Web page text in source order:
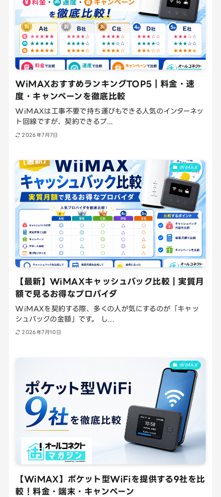
WiMAXおすすめランキングTOP5｜料金・速
度・キャンペーンを徹底比較
WiMAXは工事不要で持ち運びもできる人気のインターネッ
ト回線ですが、契約できるプ...
2026年7月7日
WiMAX
【最新】WiMAXキャッシュバック比較｜実質月
額で見るお得なプロバイダ
WiMAXを契約する際、多くの人が気にするのが「キャッ
シュバックの金額」です。 し...
2026年7月10日
WiMAX
【WiMAX】ポケット型WiFiを提供する9社を比
較！料金・端末・キャンペーン